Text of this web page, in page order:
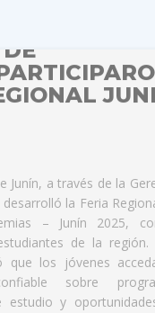
– Junín 2025,
de la región.
que los jóvenes
sobre
estudio y
para tomar
profesional,